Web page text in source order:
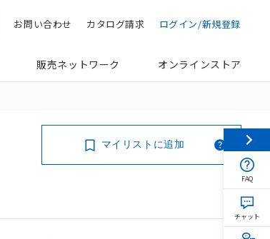
検索 ログイン/新規登録
カタログ請求
お問い合わせ
販売ネットワーク オンラインストア
マイリストに追加
FAQ
チャット